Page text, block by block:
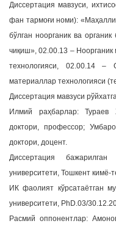
g
a
t
i
o
n
Диссертация мавзуси,
фан тармоғи номи):
бўлган ноорганик ва
чиқиш», 02.00.13 –
технологияси, 02.00.14 –
материаллар технологияси
Диссертация мавзуси
Илмий раҳбарлар: Тураев
доктори, профессор;
доктори, доцент.
Диссертация
университети, Тошкент кимё-
ИК фаолият кўрсатаётган
университети, PhD.03/
Расмий оппонентлар: